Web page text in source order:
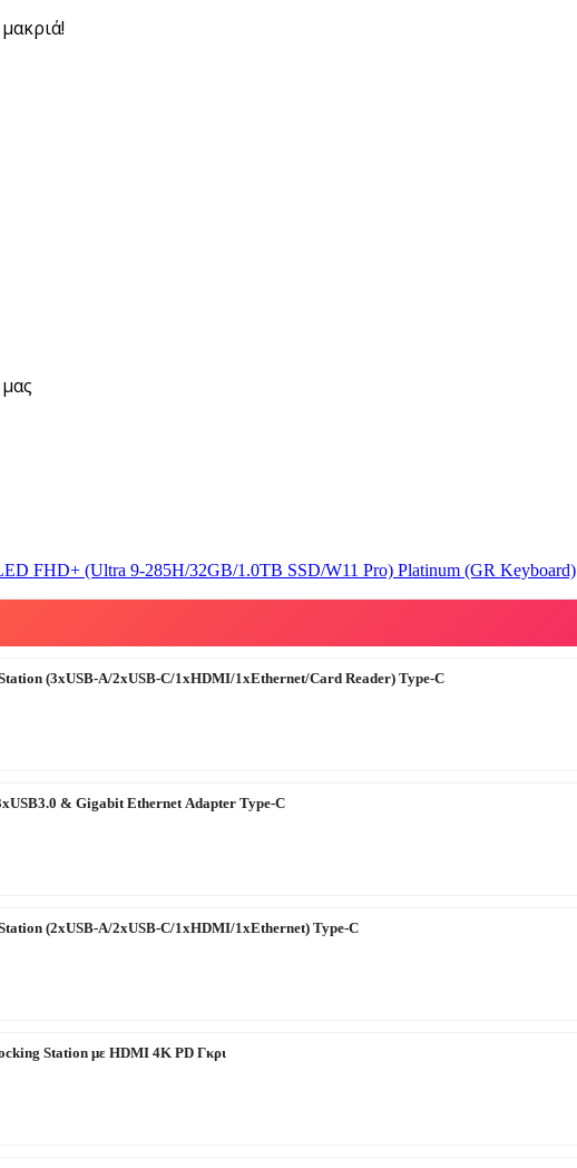
FHD+ (Ultra 9-285H/32GB/1.0TB SSD/W11 Pro) Platinum (GR Keyboard)
(3xUSB-A/2xUSB-C/1xHDMI/1xEthernet/Card Reader) Type-C
& Gigabit Ethernet Adapter Type-C
(2xUSB-A/2xUSB-C/1xHDMI/1xEthernet) Type-C
Station με HDMI 4K PD Γκρι